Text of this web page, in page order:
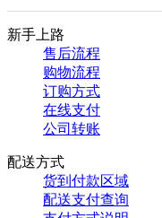
新手上路
售后流程
购物流程
订购方式
在线支付
公司转账
配送方式
货到付款区域
配送支付查询